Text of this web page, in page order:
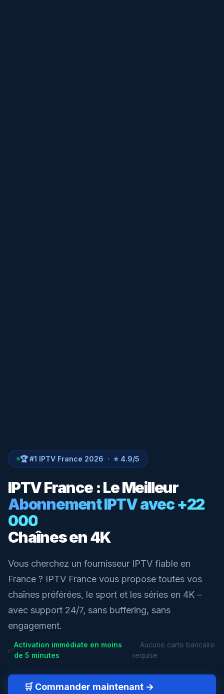
🏆 #1 IPTV France 2026 · ⭐ 4.9/5
IPTV France : Le Meilleur
Abonnement IPTV avec +22
000
Chaînes en 4K
Vous cherchez un fournisseur IPTV fiable en
France ? IPTV France vous propose toutes vos
chaînes préférées, le sport et les séries en 4K –
avec support 24/7, sans buffering, sans
engagement.
✅
Activation immédiate en moins
de 5 minutes
· Aucune carte bancaire
requise
🛒 Commander maintenant →